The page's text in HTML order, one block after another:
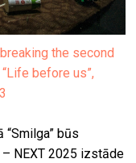
the second
before us”,
būs
NEXT 2025 izstāde